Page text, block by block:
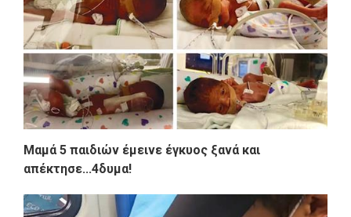
Μαμά 5 παιδιών έμεινε έγκυος ξανά και
απέκτησε...4δυμα!